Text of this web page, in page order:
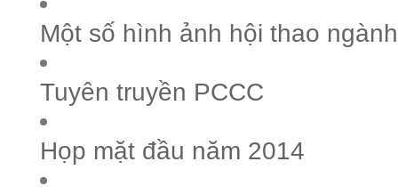
Một số hình ảnh hội thao
Tuyên truyền PCCC
Họp mặt đầu năm 2014